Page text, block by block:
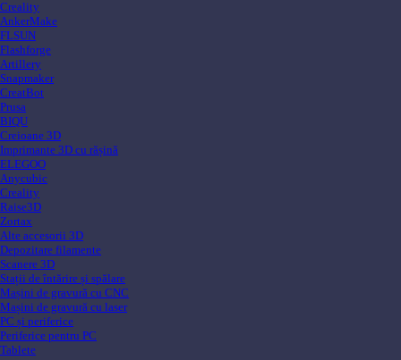
Creality
AnkerMake
FLSUN
Flashforge
Artillery
Snapmaker
CreatBot
Prusa
BIQU
Creioane 3D
Imprimante 3D cu rășină
ELEGOO
Anycubic
Creality
Raise3D
Zortax
Alte accesorii 3D
Depozitare filamente
Scanere 3D
Stații de întărire și spălare
Mașini de gravură cu CNC
Mașini de gravură cu laser
PC și periferice
Periferice pentru PC
Tablete